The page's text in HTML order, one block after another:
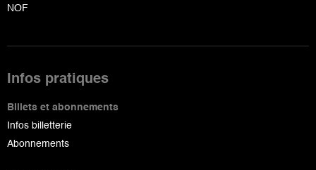
NOF
Infos pratiques
Billets et abonnements
Infos billetterie
Abonnements